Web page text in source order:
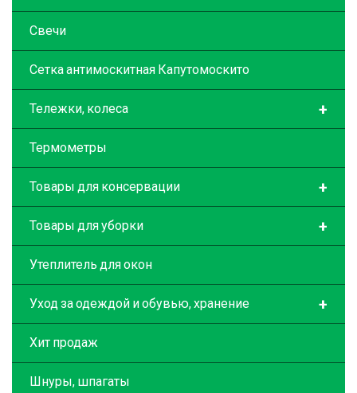
Свечи
Сетка антимоскитная Капутомоскито
+
Тележки, колеса
Термометры
+
Товары для консервации
+
Товары для уборки
Утеплитель для окон
+
Уход за одеждой и обувью, хранение
Хит продаж
Шнуры, шпагаты